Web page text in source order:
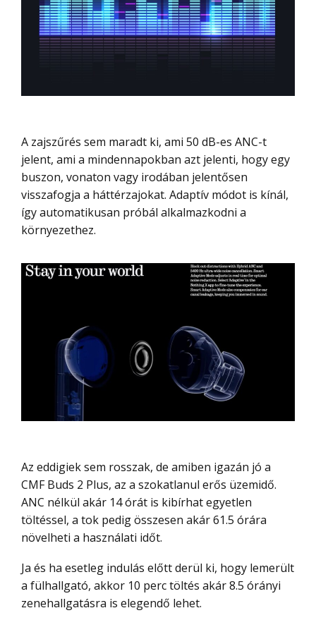
A zajszűrés sem maradt ki, ami 50 dB-es ANC-t
jelent, ami a mindennapokban azt jelenti, hogy egy
buszon, vonaton vagy irodában jelentősen
visszafogja a háttérzajokat. Adaptív módot is kínál,
így automatikusan próbál alkalmazkodni a
környezethez.
Az eddigiek sem rosszak, de amiben igazán jó a
CMF Buds 2 Plus, az a szokatlanul erős üzemidő.
ANC nélkül akár 14 órát is kibírhat egyetlen
töltéssel, a tok pedig összesen akár 61.5 órára
növelheti a használati időt.
Ja és ha esetleg indulás előtt derül ki, hogy lemerült
a fülhallgató, akkor 10 perc töltés akár 8.5 órányi
zenehallgatásra is elegendő lehet.